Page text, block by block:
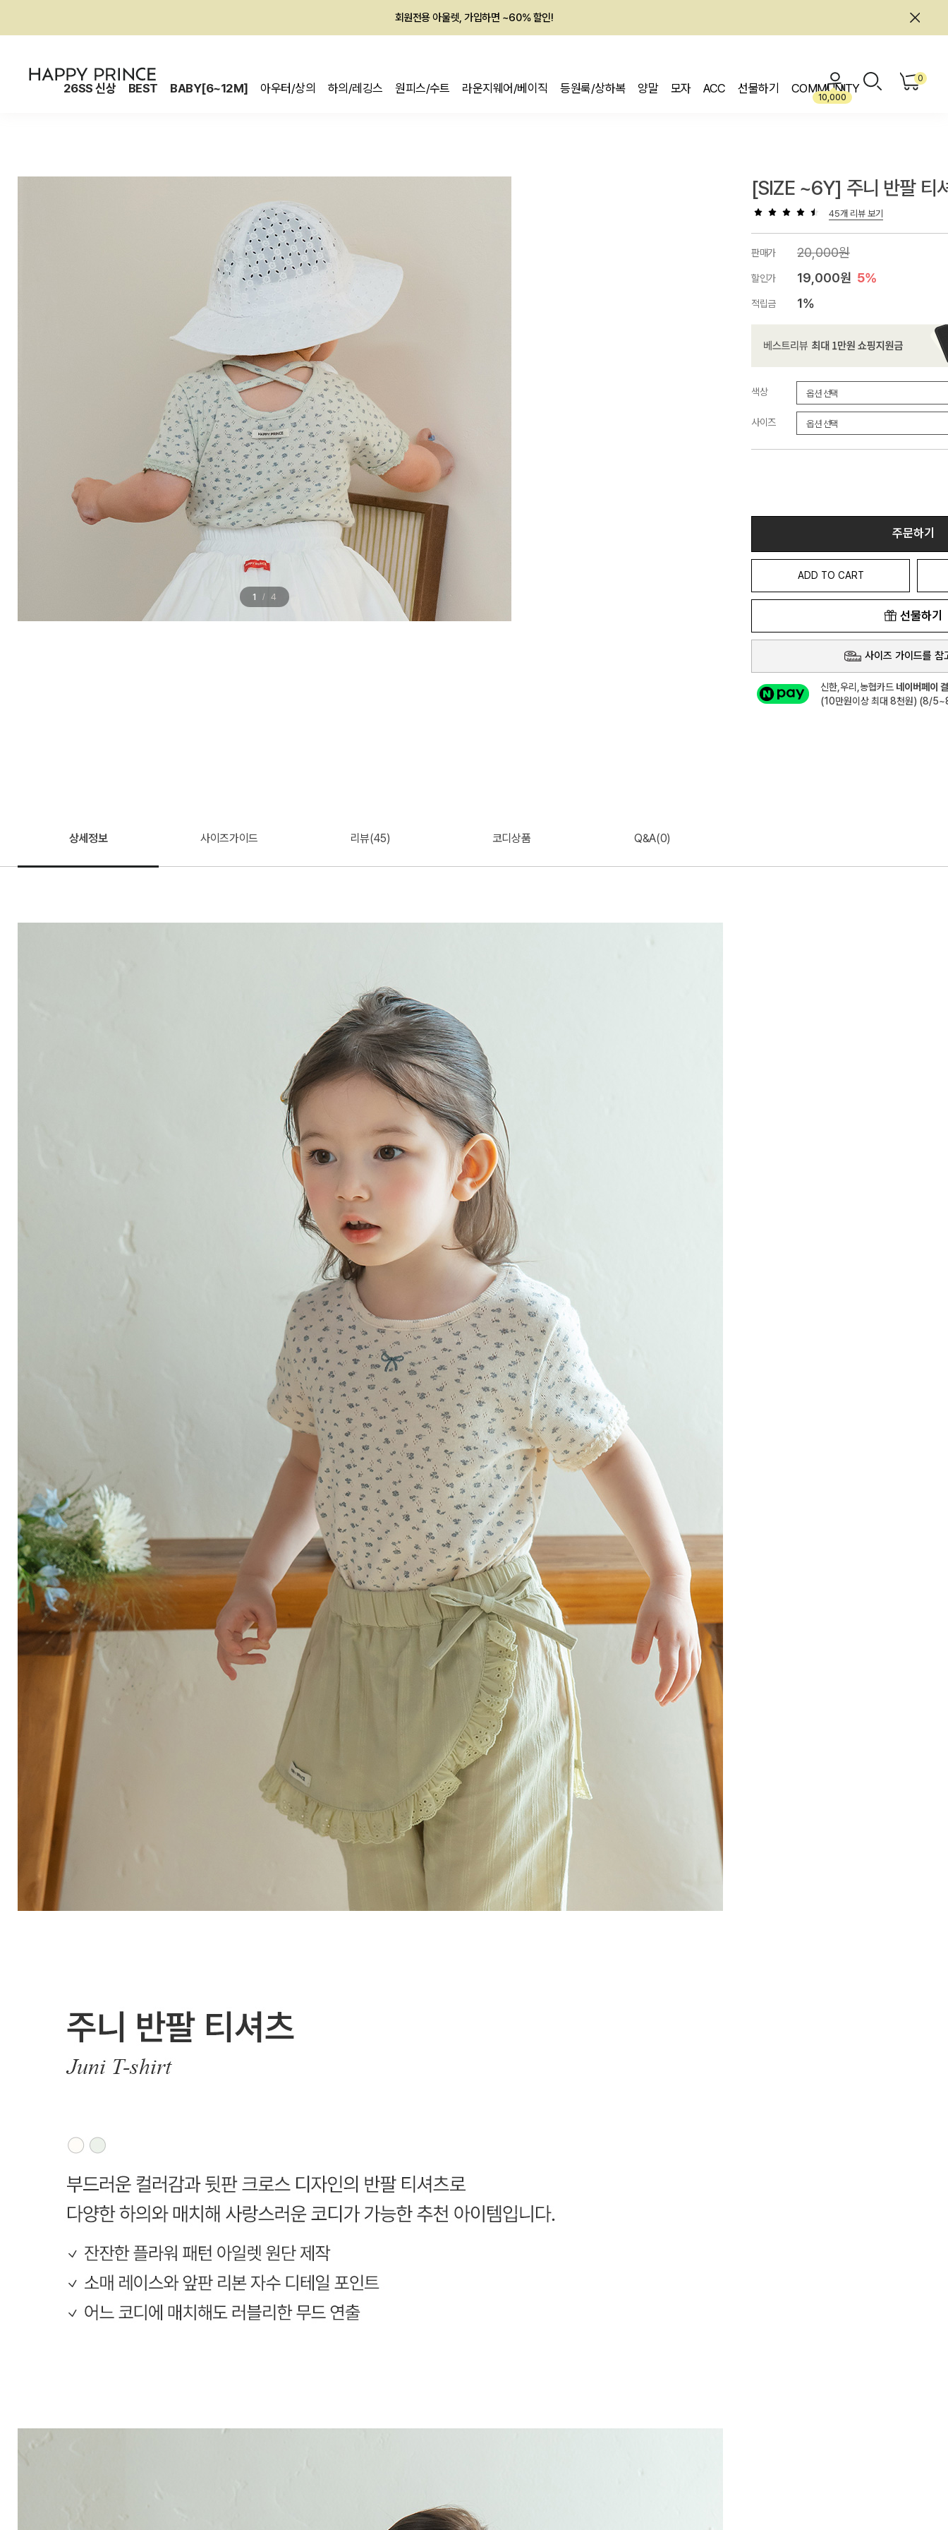
회원전용 아울렛, 가입하면 ~60% 할인!
26SS 신상 BEST BABY[6~12M] 아우터/상의 하의/레깅스 원피스/수트 라운지웨어/베이직 등원룩/상하복 양말 모자 ACC 선물하기 COMMUNITY
10,000
0
1 / 4
[SIZE ~6Y] 주니 반팔 티
45개 리뷰 보기
판매가 20,000원
할인가 19,000원 5%
적립금 1%
색상
사이즈
주문하기
ADD TO CART
선물하기
사이즈 가이드를 참
신한,우리,농협카드 네이버페이
(10만원이상 최대 8천원) (8/
상세정보 사이즈가이드 리뷰(45) 코디상품 Q&A(0)